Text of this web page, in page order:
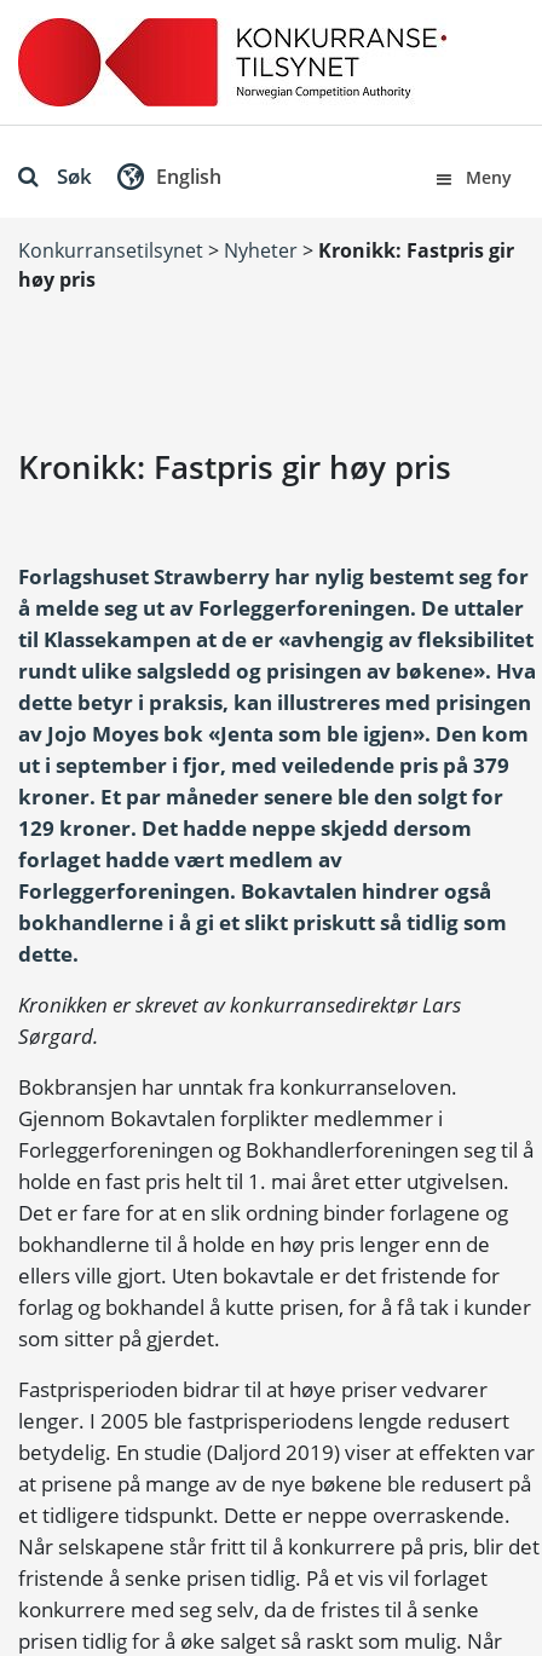
Søk Meny
English
Konkurransetilsynet> Nyheter> Kronikk: Fastpris gir
høy pris
Kronikk: Fastpris gir høy pris
Forlagshuset Strawberry har nylig bestemt seg for
å melde seg ut av Forleggerforeningen. De uttaler
til Klassekampen at de er «avhengig av fleksibilitet
rundt ulike salgsledd og prisingen av bøkene». Hva
dette betyr i praksis, kan illustreres med prisingen
av Jojo Moyes bok «Jenta som ble igjen». Den kom
ut i september i fjor, med veiledende pris på 379
kroner. Et par måneder senere ble den solgt for
129 kroner. Det hadde neppe skjedd dersom
forlaget hadde vært medlem av
Forleggerforeningen. Bokavtalen hindrer også
bokhandlerne i å gi et slikt priskutt så tidlig som
dette.
Kronikken er skrevet av konkurransedirektør Lars
Sørgard.
Bokbransjen har unntak fra konkurranseloven.
Gjennom Bokavtalen forplikter medlemmer i
Forleggerforeningen og Bokhandlerforeningen seg til å
holde en fast pris helt til 1. mai året etter utgivelsen.
Det er fare for at en slik ordning binder forlagene og
bokhandlerne til å holde en høy pris lenger enn de
ellers ville gjort. Uten bokavtale er det fristende for
forlag og bokhandel å kutte prisen, for å få tak i kunder
som sitter på gjerdet.
Fastprisperioden bidrar til at høye priser vedvarer
lenger. I 2005 ble fastprisperiodens lengde redusert
betydelig. En studie (Daljord 2019) viser at effekten var
at prisene på mange av de nye bøkene ble redusert på
et tidligere tidspunkt. Dette er neppe overraskende.
Når selskapene står fritt til å konkurrere på pris, blir det
fristende å senke prisen tidlig. På et vis vil forlaget
konkurrere med seg selv, da de fristes til å senke
prisen tidlig for å øke salget så raskt som mulig. Når